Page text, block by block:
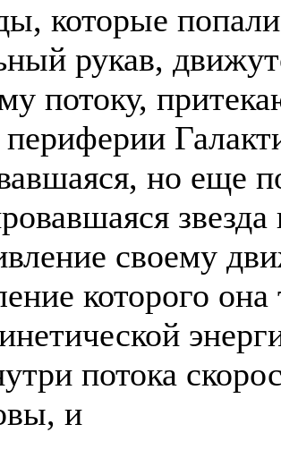
которые
рукав,
потоку,
периферии
но еще
своему
которого она
потока
и